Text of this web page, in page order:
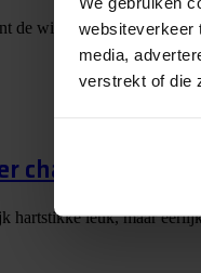
websiteverkeer
media,
verstrekt of die
de winnaar van onze
chaos? Dit zijn
hartstikke leuk, maar